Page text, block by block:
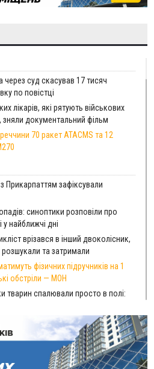
через суд скасував 17 тисяч
по повістці
лікарів, які рятують військових
документальний фільм
70 ракет ATACMS та 12
Прикарпаттям зафіксували
синоптики розповіли про
найближчі дні
врізався в інший двоколісник,
розшукали та затримали
фізичних підручників на 1
обстріли — МОН
тварин спалювали просто в полі:
і зона для пікніків: оголосили
благоустрій Німецького озера
парку масово загинули